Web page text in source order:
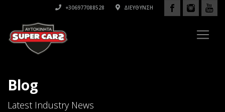
+306977088528 ΔΙΕΎΘΥΝΣΗ
Blog
Latest Industry News